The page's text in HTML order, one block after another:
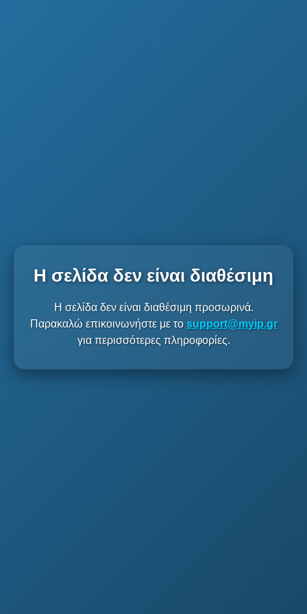
Η σελίδα δεν είναι διαθέσιμη
Η σελίδα δεν είναι διαθέσιμη προσωρινά.
Παρακαλώ επικοινωνήστε με το support@myip.gr
για περισσότερες πληροφορίες.